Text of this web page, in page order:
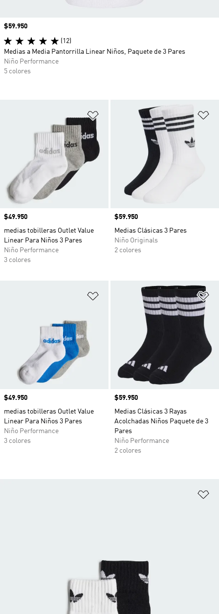
Añadir a la lista de deseos
Precio
$49.950
medias tobilleras Outlet Value
Linear Para Niños 3 Pares
Niño Performance
3 colores
Precio
$59.950
Medias Clásicas 3 Pares
Niño Originals
2 colores
Añadir a la lista de deseos
Precio
$49.950
medias tobilleras Outlet Value
Linear Para Niños 3 Pares
Niño Performance
3 colores
Precio
$59.950
Medias Clásicas 3 Rayas
Acolchadas Niños Paquete de 3
Pares
Niño Performance
2 colores
Precio
$59.950
(12)
Medias a Media Pantorrilla Linear Niños, Paquete de 3 Pares
Niño Performance
5 colores